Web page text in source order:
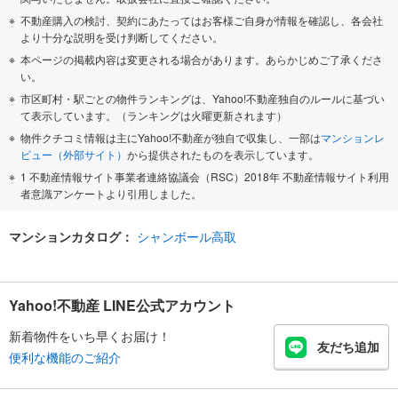
不動産購入の検討、契約にあたってはお客様ご自身が情報を確認し、各会社
より十分な説明を受け判断してください。
本ページの掲載内容は変更される場合があります。あらかじめご了承くださ
い。
市区町村・駅ごとの物件ランキングは、Yahoo!不動産独自のルールに基づい
て表示しています。（ランキングは火曜更新されます）
物件クチコミ情報は主にYahoo!不動産が独自で収集し、一部はマンションレ
ビュー（外部サイト） から提供されたものを表示しています。
1 不動産情報サイト事業者連絡協議会（RSC）2018年 不動産情報サイト利用
者意識アンケートより引用しました。
マンションカタログ： シャンボール高取
Yahoo!不動産 LINE公式アカウント
新着物件をいち早くお届け！
便利な機能のご紹介
友だち追加